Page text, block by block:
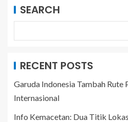
SEARCH
RECENT POSTS
Garuda Indonesia Tambah Rute
Internasional
Info Kemacetan: Dua Titik